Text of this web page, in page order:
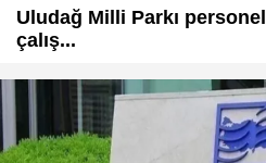
Uludağ Milli Parkı
çalış...